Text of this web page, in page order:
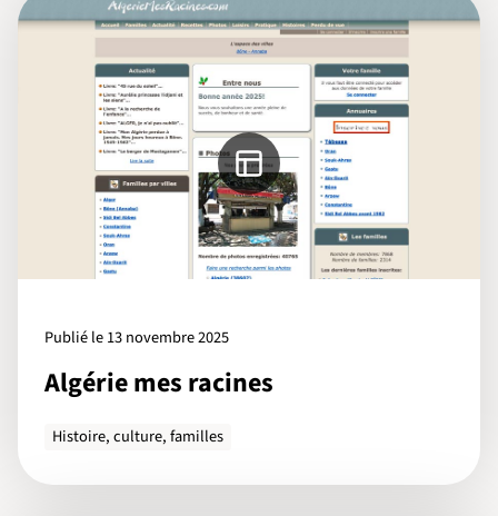
Publié le 13 novembre 2025
Algérie mes racines
Histoire, culture, familles